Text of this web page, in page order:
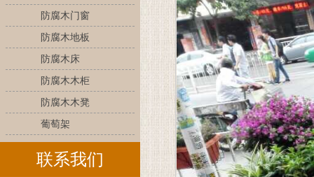
防腐木门窗
防腐木地板
防腐木床
防腐木木柜
防腐木木凳
葡萄架
联系我们